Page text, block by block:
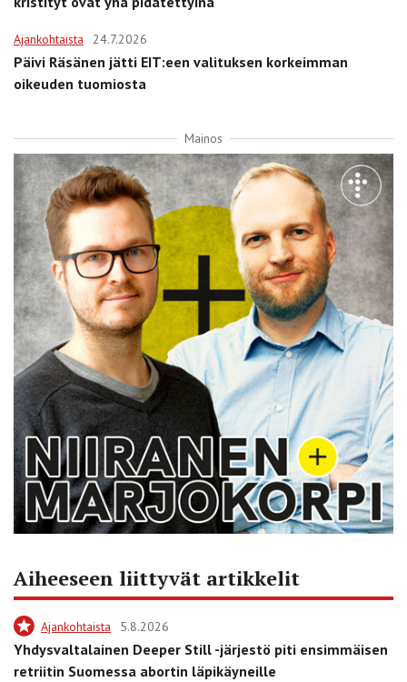
Ajankohtaista 24.7.2026
Päivi Räsänen jätti EIT:een valituksen korkeimman
oikeuden tuomiosta
Mainos
Aiheeseen liittyvät artikkelit
Ajankohtaista 5.8.2026
Yhdysvaltalainen Deeper Still -järjestö piti ensimmäisen
retriitin Suomessa abortin läpikäyneille